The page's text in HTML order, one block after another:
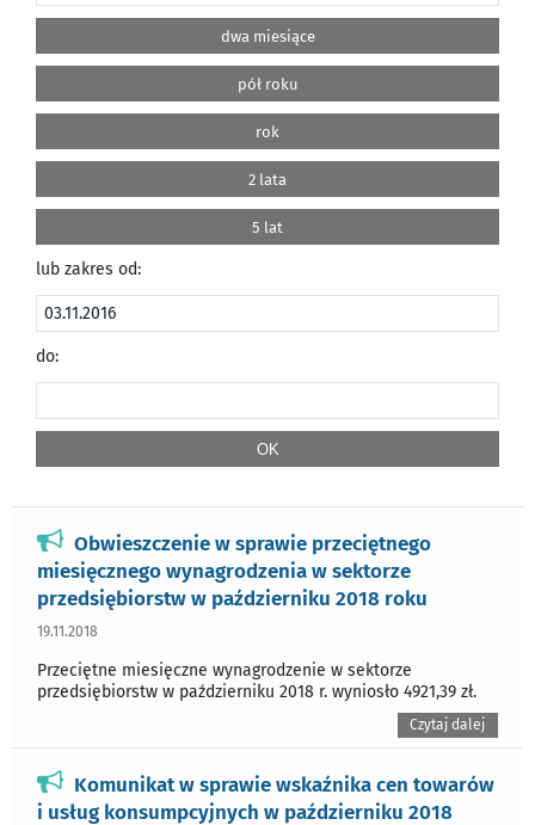
dwa miesiące
pół roku
rok
2 lata
5 lat
lub zakres od:
do:
Obwieszczenie w sprawie przeciętnego
miesięcznego wynagrodzenia w sektorze
przedsiębiorstw w październiku 2018 roku
19.11.2018
Przeciętne miesięczne wynagrodzenie w sektorze
przedsiębiorstw w październiku 2018 r. wyniosło 4921,39 zł.
Czytaj dalej
Komunikat w sprawie wskaźnika cen towarów
i usług konsumpcyjnych w październiku 2018